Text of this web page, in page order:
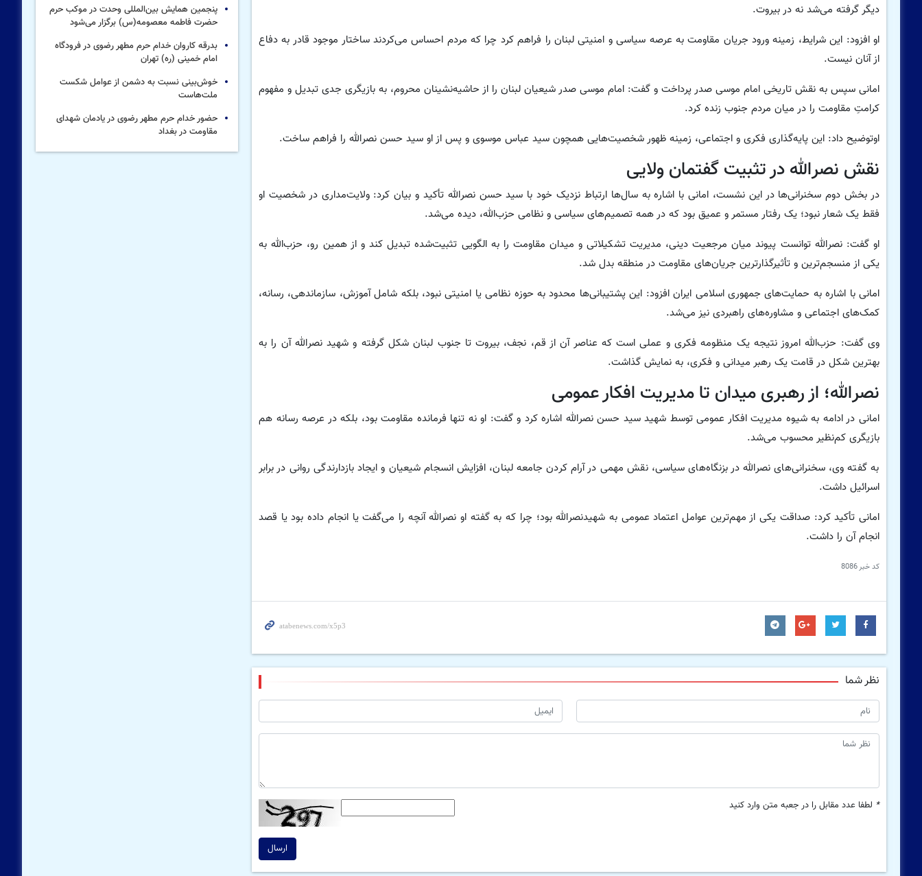
دیگر گرفته می‌شد نه در بیروت.
او افزود: این شرایط، زمینه ورود جریان مقاومت به عرصه سیاسی و امنیتی لبنان را فراهم کرد چرا که مردم احساس می‌کردند ساختار موجود قادر به دفاع
از آنان نیست.
امانی سپس به نقش تاریخی امام موسی صدر پرداخت و گفت: امام موسی صدر شیعیان لبنان را از حاشیه‌نشینان محروم، به بازیگری جدی تبدیل و مفهوم
کرامتِ مقاومت را در میان مردم جنوب زنده کرد.
اوتوضیح داد: این پایه‌گذاری فکری و اجتماعی، زمینه ظهور شخصیت‌هایی همچون سید عباس موسوی و پس از او سید حسن نصرالله را فراهم ساخت.
نقش نصرالله در تثبیت گفتمان ولایی
در بخش دوم سخنرانی‌ها در این نشست، امانی با اشاره به سال‌ها ارتباط نزدیک خود با سید حسن نصرالله تأکید و بیان کرد: ولایت‌مداری در شخصیت او
فقط یک شعار نبود؛ یک رفتار مستمر و عمیق بود که در همه تصمیم‌های سیاسی و نظامی حزب‌الله، دیده می‌شد.
او گفت: نصرالله توانست پیوند میان مرجعیت دینی، مدیریت تشکیلاتی و میدان مقاومت را به الگویی تثبیت‌شده تبدیل کند و از همین رو، حزب‌الله به
یکی از منسجم‌ترین و تأثیرگذارترین جریان‌های مقاومت در منطقه بدل شد.
امانی با اشاره به حمایت‌های جمهوری اسلامی ایران افزود: این پشتیبانی‌ها محدود به حوزه نظامی یا امنیتی نبود، بلکه شامل آموزش، سازماندهی، رسانه،
کمک‌های اجتماعی و مشاوره‌های راهبردی نیز می‌شد.
وی گفت: حزب‌الله امروز نتیجه یک منظومه فکری و عملی است که عناصر آن از قم، نجف، بیروت تا جنوب لبنان شکل گرفته و شهید نصرالله آن را به
بهترین شکل در قامت یک رهبر میدانی و فکری، به نمایش گذاشت.
نصرالله؛ از رهبری میدان تا مدیریت افکار عمومی
امانی در ادامه به شیوه مدیریت افکار عمومی توسط شهید سید حسن نصرالله اشاره کرد و گفت: او نه تنها فرمانده مقاومت بود، بلکه در عرصه رسانه هم
بازیگری کم‌نظیر محسوب می‌شد.
به گفته وی، سخنرانی‌های نصرالله در بزنگاه‌های سیاسی، نقش مهمی در آرام کردن جامعه لبنان، افزایش انسجام شیعیان و ایجاد بازدارندگی روانی در برابر
اسرائیل داشت.
امانی تأکید کرد: صداقت یکی از مهم‌ترین عوامل اعتماد عمومی به شهیدنصرالله بود؛ چرا که به گفته او نصرالله آنچه را می‌گفت یا انجام داده بود یا قصد
انجام آن را داشت.
کد خبر8086
نظر شما
* لطفا عدد مقابل را در جعبه متن وارد کنید
ارسال
پنجمین همایش بین‌المللی وحدت در موکب حرم
حضرت فاطمه معصومه(س) برگزار می‌شود
بدرقه کاروان خدام حرم مطهر رضوی در فرودگاه
امام خمینی (ره) تهران
خوش‌بینی نسبت به دشمن از عوامل شکست
ملت‌هاست
حضور خدام حرم مطهر رضوی در یادمان شهدای
مقاومت در بغداد